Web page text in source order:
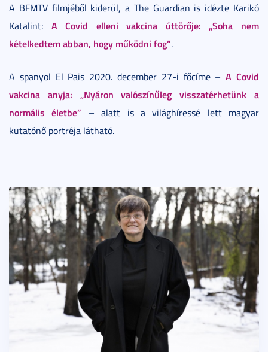
A BFMTV filmjéből kiderül, a The Guardian is idézte Karikó
Katalint: A Covid elleni vakcina úttörője: „Soha nem
kételkedtem abban, hogy működni fog”.
A spanyol El Pais 2020. december 27-i főcíme –A Covid
vakcina anyja: „Nyáron valószínűleg visszatérhetünk a
normális életbe” – alatt is a világhíressé lett magyar
kutatónő portréja látható.